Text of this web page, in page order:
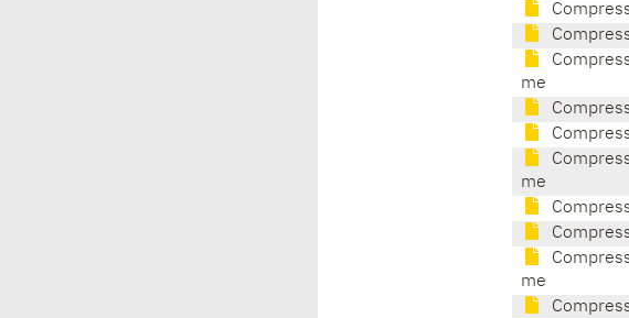
me
me
me